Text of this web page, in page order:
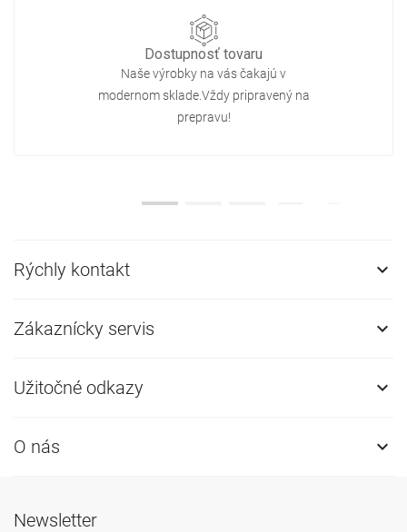
Dostupnosť tovaru
Naše výrobky na vás čakajú v
modernom sklade.Vždy pripravený na
prepravu!
Rýchly kontakt 
Zákaznícky servis 
Užitočné odkazy 
O nás 
Newsletter